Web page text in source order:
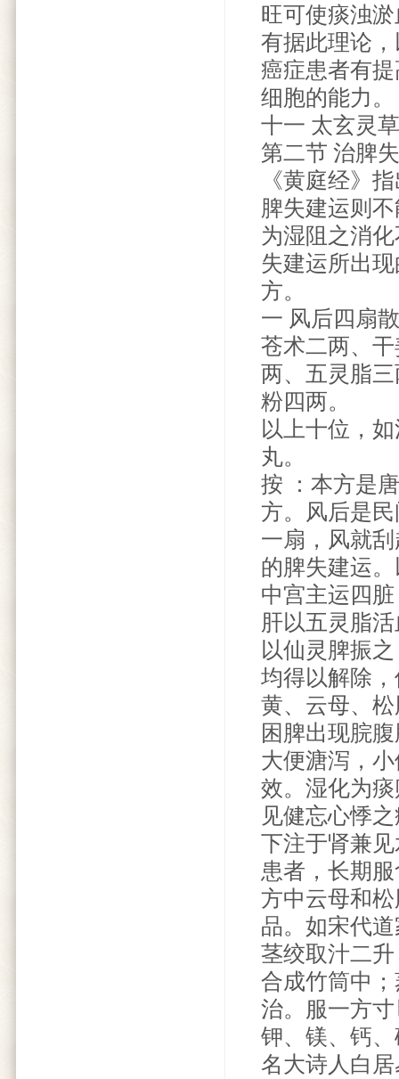
旺可使痰浊
有据此理论
癌症患者有
细胞的能力。
十一 太玄灵
第二节 治脾
《黄庭经》
脾失建运则
为湿阻之消
失建运所出
方。
一 风后四扇散
苍术二两、
两、五灵脂
粉四两。
以上十位，
丸。
按 ：本方是
方。风后是
一扇，风就
的脾失建运
中宫主运四
肝以五灵脂
以仙灵脾振
均得以解除
黄、云母、
困脾出现脘
大便溏泻，
效。湿化为
见健忘心悸
下注于肾兼
患者，长期
方中云母和
品。如宋代
茎绞取汁二
合成竹筒中
治。服一方
钾、镁、钙
名大诗人白